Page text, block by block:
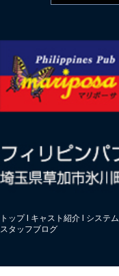
トップl キャスト紹介 システム
スタッフブログ